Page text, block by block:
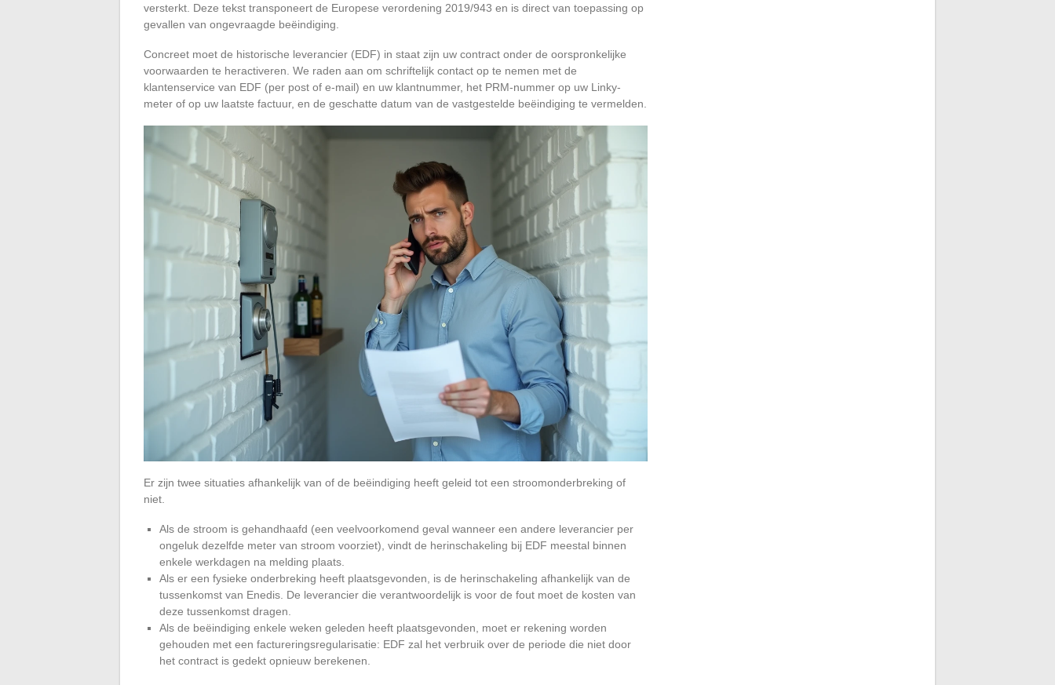
versterkt. Deze tekst transponeert de Europese verordening 2019/943 en is direct van toepassing op
gevallen van ongevraagde beëindiging.
Concreet moet de historische leverancier (EDF) in staat zijn uw contract onder de oorspronkelijke
voorwaarden te heractiveren. We raden aan om schriftelijk contact op te nemen met de
klantenservice van EDF (per post of e-mail) en uw klantnummer, het PRM-nummer op uw Linky-
meter of op uw laatste factuur, en de geschatte datum van de vastgestelde beëindiging te vermelden.
Er zijn twee situaties afhankelijk van of de beëindiging heeft geleid tot een stroomonderbreking of
niet.
Als de stroom is gehandhaafd (een veelvoorkomend geval wanneer een andere leverancier per
ongeluk dezelfde meter van stroom voorziet), vindt de herinschakeling bij EDF meestal binnen
enkele werkdagen na melding plaats.
Als er een fysieke onderbreking heeft plaatsgevonden, is de herinschakeling afhankelijk van de
tussenkomst van Enedis. De leverancier die verantwoordelijk is voor de fout moet de kosten van
deze tussenkomst dragen.
Als de beëindiging enkele weken geleden heeft plaatsgevonden, moet er rekening worden
gehouden met een factureringsregularisatie: EDF zal het verbruik over de periode die niet door
het contract is gedekt opnieuw berekenen.